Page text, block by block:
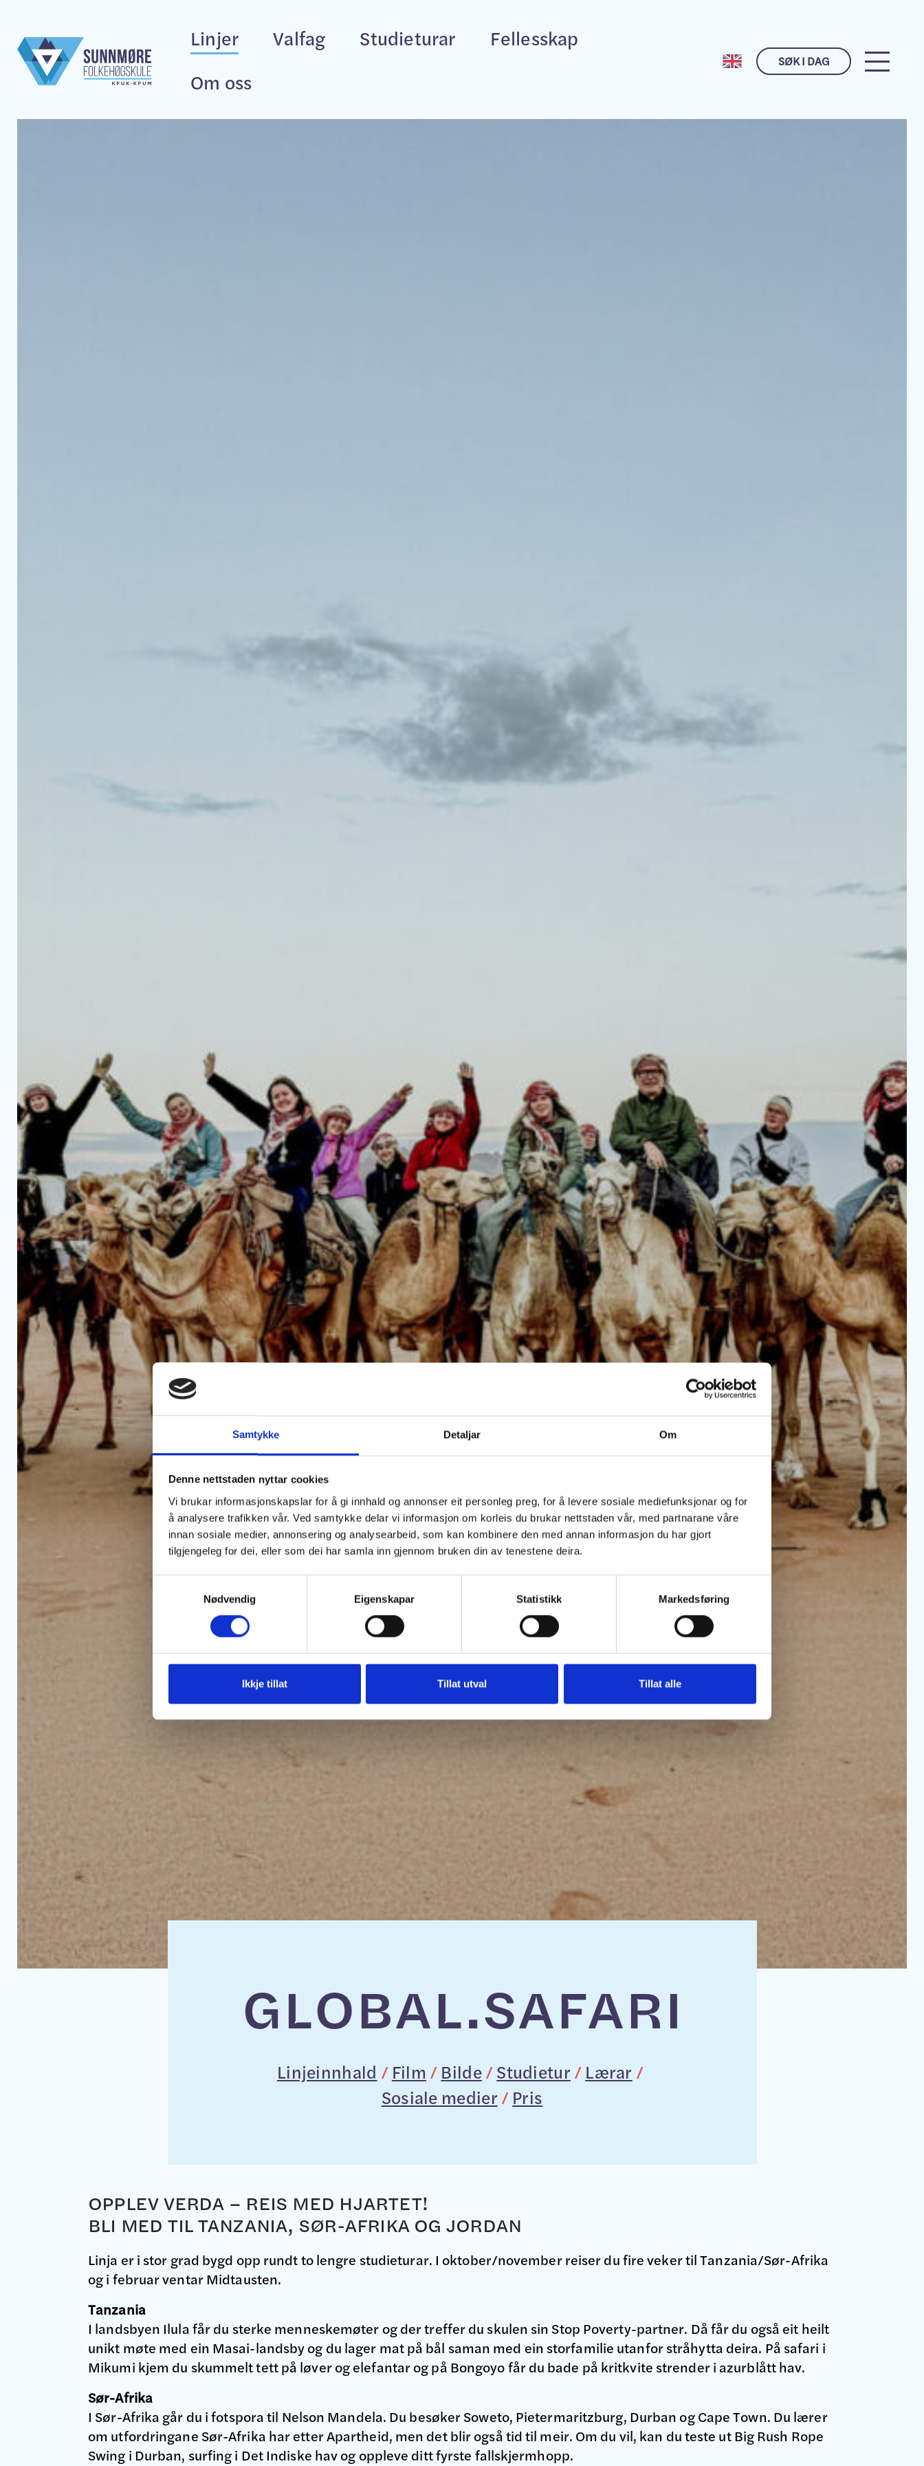
Samtykke Detaljar Om
Denne nettstaden nyttar cookies
Vi brukar informasjonskapslar for å gi innhald og annonser eit personleg preg, for å levere sosiale mediefunksjonar og for
å analysere trafikken vår. Ved samtykke delar vi informasjon om korleis du brukar nettstaden vår, med partnarane våre
innan sosiale medier, annonsering og analysearbeid, som kan kombinere den med annan informasjon du har gjort
tilgjengeleg for dei, eller som dei har samla inn gjennom bruken din av tenestene deira.
Nødvendig Eigenskapar Statistikk Markedsføring
Ikkje tillat Tillat utval Tillat alle
Linjer Valfag Studieturar
Fellesskap
Om oss
SØK I DAG
GLOBAL.SAFARI
Linjeinnhald / Film / Bilde/Studietur / Lærar /
Sosiale medier / Pris
OPPLEV VERDA – REIS MED HJARTET!
BLI MED TIL TANZANIA, SØR-AFRIKA OG JORDAN
Linja er i stor grad bygd opp rundt to lengre studieturar. I oktober/november reiser du fire veker til Tanzania/Sør-Afrika
og i februar ventar Midtausten.
Tanzania
I landsbyen Ilula får du sterke menneskemøter og der treffer du skulen sin Stop Poverty-partner. Då får du også eit heilt
unikt møte med ein Masai-landsby og du lager mat på bål saman med ein storfamilie utanfor stråhytta deira. På safari i
Mikumi kjem du skummelt tett på løver og elefantar og på Bongoyo får du bade på kritkvite strender i azurblått hav.
Sør-Afrika
I Sør-Afrika går du i fotspora til Nelson Mandela. Du besøker Soweto, Pietermaritzburg, Durban og Cape Town. Du lærer
om utfordringane Sør-Afrika har etter Apartheid, men det blir også tid til meir. Om du vil, kan du teste ut Big Rush Rope
Swing i Durban, surfing i Det Indiske hav og oppleve ditt fyrste fallskjermhopp.